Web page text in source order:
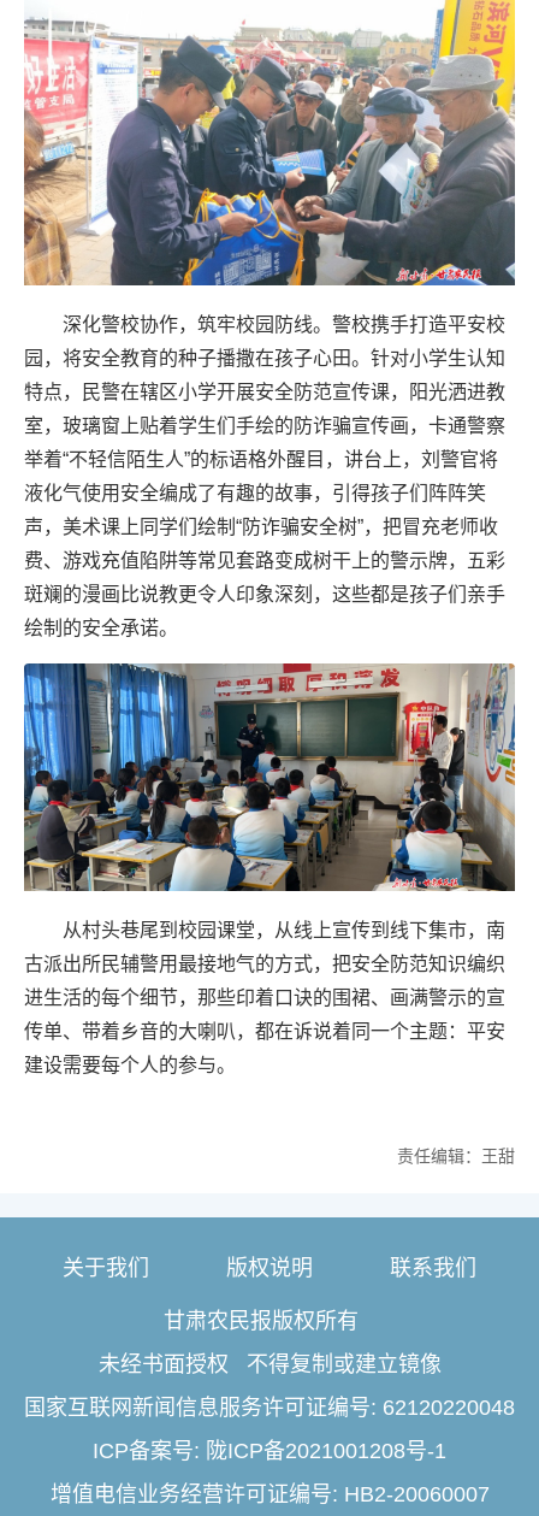
深化警校协作，筑牢校园防线。警校携手打造平安校
园，将安全教育的种子播撒在孩子心田。针对小学生认知
特点，民警在辖区小学开展安全防范宣传课，阳光洒进教
室，玻璃窗上贴着学生们手绘的防诈骗宣传画，卡通警察
举着“不轻信陌生人”的标语格外醒目，讲台上，刘警官将
液化气使用安全编成了有趣的故事，引得孩子们阵阵笑
声，美术课上同学们绘制“防诈骗安全树”，把冒充老师收
费、游戏充值陷阱等常见套路变成树干上的警示牌，五彩
斑斓的漫画比说教更令人印象深刻，这些都是孩子们亲手
绘制的安全承诺。
从村头巷尾到校园课堂，从线上宣传到线下集市，南
古派出所民辅警用最接地气的方式，把安全防范知识编织
进生活的每个细节，那些印着口诀的围裙、画满警示的宣
传单、带着乡音的大喇叭，都在诉说着同一个主题：平安
建设需要每个人的参与。
责任编辑：王甜
关于我们 版权说明 联系我们
甘肃农民报版权所有
未经书面授权 不得复制或建立镜像
国家互联网新闻信息服务许可证编号: 62120220048
ICP备案号: 陇ICP备2021001208号-1
增值电信业务经营许可证编号: HB2-20060007